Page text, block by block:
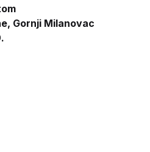
Gornji Milanovac